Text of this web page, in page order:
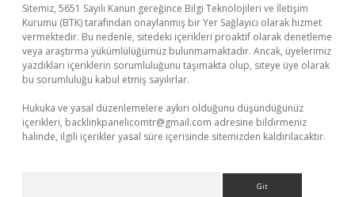
Sitemiz, 5651 Sayılı Kanun gereğince Bilgi Teknolojileri ve İletişim
Kurumu (BTK) tarafından onaylanmış bir Yer Sağlayıcı olarak hizmet
vermektedir. Bu nedenle, sitedeki içerikleri proaktif olarak denetleme
veya araştırma yükümlülüğümüz bulunmamaktadır. Ancak, üyelerimiz
yazdıkları içeriklerin sorumluluğunu taşımakta olup, siteye üye olarak
bu sorumluluğu kabul etmiş sayılırlar.
Hukuka ve yasal düzenlemelere aykırı olduğunu düşündüğünüz
içerikleri, backlinkpanelicomtr@gmail.com adresine bildirmeniz
halinde, ilgili içerikler yasal süre içerisinde sitemizden kaldırılacaktır.